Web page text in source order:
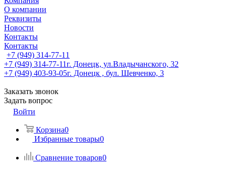
О компании
Реквизиты
Новости
Контакты
Контакты
+7 (949) 314-77-11
+7 (949) 314-77-11г. Донецк, ул.Владычанского, 32
+7 (949) 403-93-05г. Донецк , бул. Шевченко, 3
Заказать звонок
Задать вопрос
Войти
Корзина0
Избранные товары0
Сравнение товаров0